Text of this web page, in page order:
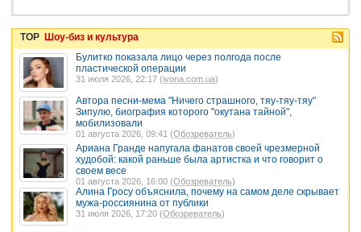
TOP Шоу-биз и культура
Булитко показала лицо через полгода после
пластической операции
31 июля 2026, 22:17 (ivona.com.ua)
Автора песни-мема "Ничего страшного, тяу-тяу-тяу"
Зипулю, биография которого "окутана тайной",
мобилизовали
01 августа 2026, 09:41 (Обозреватель)
Ариана Гранде напугала фанатов своей чрезмерной
худобой: какой раньше была артистка и что говорит о
своем весе
01 августа 2026, 16:00 (Обозреватель)
Алина Гросу объяснила, почему на самом деле скрывает
мужа-россиянина от публики
31 июля 2026, 17:20 (Обозреватель)